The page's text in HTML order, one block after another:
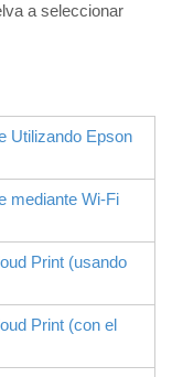
a seleccionar
Utilizando Epson
mediante Wi-Fi
Print (usando
Print (con el